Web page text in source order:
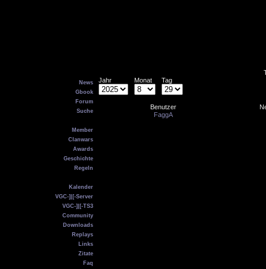
News
Gbook
Forum
Suche
Member
Clanwars
Awards
Geschichte
Regeln
Kalender
VGC-]|[-Server
VGC-]|[-TS3
Community
Downloads
Replays
Links
Zitate
Faq
Jahr
Monat Tag
Benutzer
FaggA